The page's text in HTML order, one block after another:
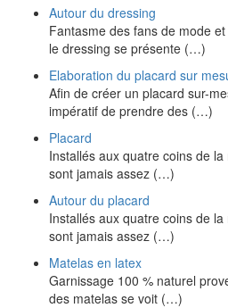
Autour du dressing
Fantasme des fans de mode
le dressing se présente (…)
Elaboration du placard sur
Afin de créer un placard sur-
impératif de prendre des (…)
Placard
Installés aux quatre coins de
sont jamais assez (…)
Autour du placard
Installés aux quatre coins de
sont jamais assez (…)
Matelas en latex
Garnissage 100 % naturel
des matelas se voit (…)